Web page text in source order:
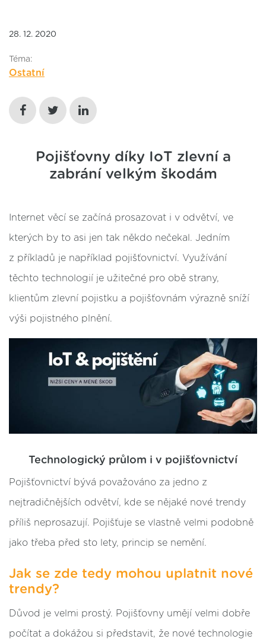
28. 12. 2020
Téma:
Ostatní
Pojišťovny díky IoT zlevní a
zabrání velkým škodám
Internet věcí se začíná prosazovat i v odvětví, ve
kterých by to asi jen tak někdo nečekal. Jedním
z příkladů je například pojišťovnictví. Využívání
těchto technologií je užitečné pro obě strany,
klientům zlevní pojistku a pojišťovnám výrazně sníží
výši pojistného plnění.
Technologický průlom i v pojišťovnictví
Pojišťovnictví bývá považováno za jedno z
nejtradičnějších odvětví, kde se nějaké nové trendy
příliš neprosazují. Pojišťuje se vlastně velmi podobně
jako třeba před sto lety, princip se nemění.
Jak se zde tedy mohou uplatnit nové
trendy?
Důvod je velmi prostý. Pojišťovny umějí velmi dobře
počítat a dokážou si představit, že nové technologie